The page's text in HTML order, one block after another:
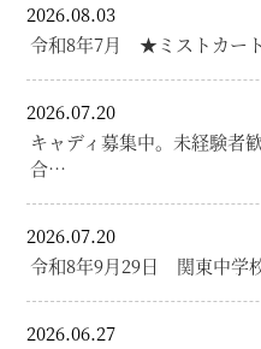
2026.08.03
令和8年7月 ★ミストカー
2026.07.20
キャディ募集中。未経験者
合…
2026.07.20
令和8年9月29日 関東中学
2026.06.27